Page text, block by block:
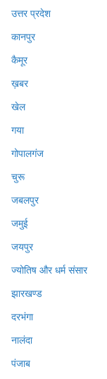
उत्तर प्रदेश
कानपुर
कैमूर
ख़बर
खेल
गया
गोपालगंज
चुरू
जबलपुर
जमुई
जयपुर
ज्योतिष और धर्म संसार
झारखण्ड
दरभंगा
नालंदा
पंजाब